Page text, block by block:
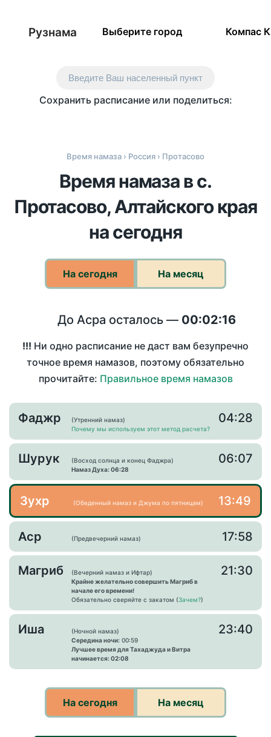
Рузнама Выберите город Компас
Введите Ваш населенный пункт
Сохранить расписание или поделиться:
Время намаза › Россия › Протасово
Время намаза в с.
Протасово, Алтайского края
на сегодня
На сегодня На месяц
До Асра осталось — 00:02:16
!!! Ни одно расписание не даст вам безупречно
точное время намазов, поэтому обязательно
прочитайте: Правильное время намазов
Фаджр
(Утренний намаз)
Почему мы используем этот метод расчета?
04:28
Шурук
(Восход солнца и конец Фаджра)
Намаз Духа: 06:28
06:07
Зухр (Обеденный намаз и Джума по пятницам) 13:49
Аср (Предвечерний намаз) 17:58
Магриб
(Вечерний намаз и Ифтар)
Крайне желательно совершить Магриб в
начале его времени!
Обязательно сверяйте с закатом (Зачем?)
21:30
Иша
(Ночной намаз)
Середина ночи: 00:59
Лучшее время для Тахаджуда и Витра
начинается: 02:08
23:40
На сегодня На месяц